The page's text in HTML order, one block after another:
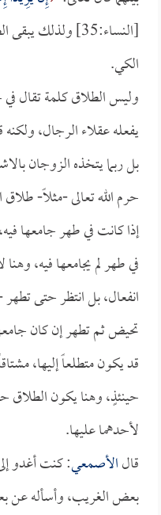
[النساء:35]
الكي.
وليس الطلاق كلمة تقال
يفعله عقلاء الرجال،
بل ربما يتخذه الزوجان
حرم الله تعالى -مثلاً-
إذا كانت في طهر جامعها
في طهر لم يجامعها فيه،
انفعال، بل انتظر حتى
تحيض ثم تطهر إن كان
قد يكون متطلعاً إليها،
حينئذٍ، وهنا يكون الطلاق
لأحدهما عليها.
قالالأصمعي: كنت أغدو
بعض الغريب، وأسأله عن